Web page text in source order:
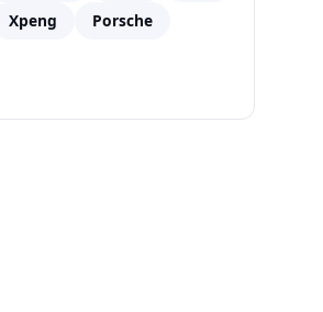
Xpeng
Porsche